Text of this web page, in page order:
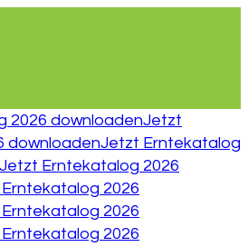
2026 downloadenJetzt
downloadenJetzt Erntekatalog
Jetzt Erntekatalog 2026
2026
2026
2026